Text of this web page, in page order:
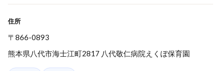
住所
〒866-0893
熊本県八代市海士江町2817 八代敬仁病院えくぼ保育園